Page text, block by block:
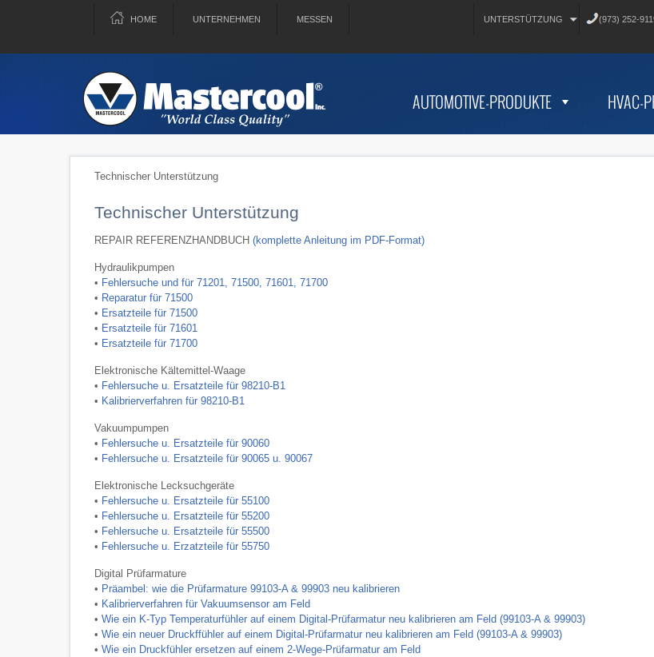
HOME UNTERNEHMEN MESSEN UNTERSTÜTZUNG (973) 252-
AUTOMOTIVE-PRODUKTE HVAC-
Technischer Unterstützung
Technischer Unterstützung
REPAIR REFERENZHANDBUCH (komplette Anleitung im PDF-Format)
Hydraulikpumpen
• Fehlersuche und für 71201, 71500, 71601, 71700
• Reparatur für 71500
• Ersatzteile für 71500
• Ersatzteile für 71601
• Ersatzteile für 71700
Elektronische Kältemittel-Waage
• Fehlersuche u. Ersatzteile für 98210-B1
• Kalibrierverfahren für 98210-B1
Vakuumpumpen
• Fehlersuche u. Ersatzteile für 90060
• Fehlersuche u. Ersatzteile für 90065 u. 90067
Elektronische Lecksuchgeräte
• Fehlersuche u. Ersatzteile für 55100
• Fehlersuche u. Ersatzteile für 55200
• Fehlersuche u. Ersatzteile für 55500
• Fehlersuche u. Erzatzteile für 55750
Digital Prüfarmature
• Präambel: wie die Prüfarmature 99103-A & 99903 neu kalibrieren
• Kalibrierverfahren für Vakuumsensor am Feld
• Wie ein K-Typ Temperaturfühler auf einem Digital-Prüfarmatur neu kalibrieren am Feld (99103-A & 99903)
• Wie ein neuer Druckffühler auf einem Digital-Prüfarmatur neu kalibrieren am Feld (99103-A & 99903)
• Wie ein Druckfühler ersetzen auf einem 2-Wege-Prüfarmatur am Feld